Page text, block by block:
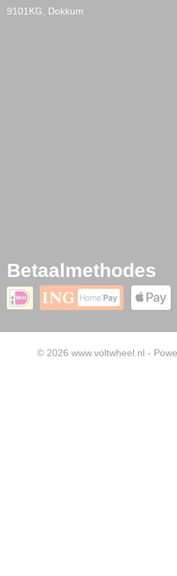
9101KG, Dokkum
Betaalmethodes
© 2026 www.voltwheel.nl -